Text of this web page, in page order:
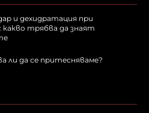
и дехидратация при
какво трябва да знаят
ли да се притесняваме?